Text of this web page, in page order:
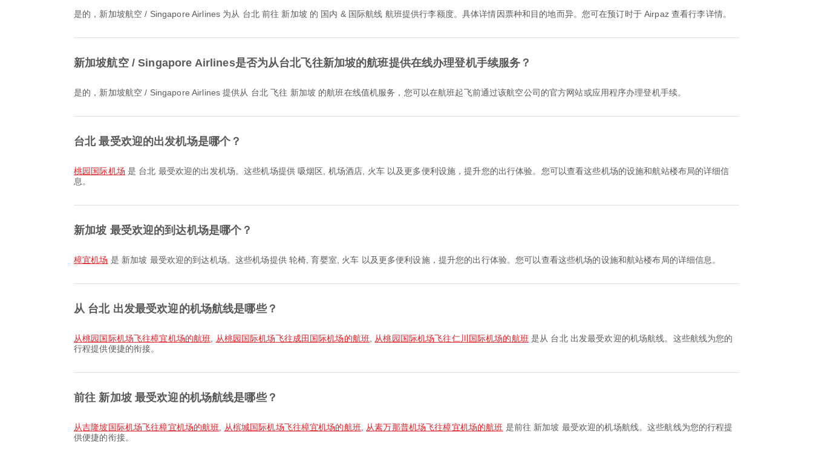
是的，新加坡航空 / Singapore Airlines 为从 台北 前往 新加坡 的 国内 & 国际航线 航班提供行李额度。具体详情因票种和目的地而异。您可在预订时于 Airpaz 查看行李详情。
新加坡航空 / Singapore Airlines是否为从台北飞往新加坡的航班提供在线办理登机手续服务？
是的，新加坡航空 / Singapore Airlines 提供从 台北 飞往 新加坡 的航班在线值机服务，您可以在航班起飞前通过该航空公司的官方网站或应用程序办理登机手续。
台北 最受欢迎的出发机场是哪个？
桃园国际机场 是 台北 最受欢迎的出发机场。这些机场提供 吸烟区, 机场酒店, 火车 以及更多便利设施，提升您的出行体验。您可以查看这些机场的设施和航站楼布局的详细信
息。
新加坡 最受欢迎的到达机场是哪个？
樟宜机场 是 新加坡 最受欢迎的到达机场。这些机场提供 轮椅, 育婴室, 火车 以及更多便利设施，提升您的出行体验。您可以查看这些机场的设施和航站楼布局的详细信息。
从 台北 出发最受欢迎的机场航线是哪些？
从桃园国际机场飞往樟宜机场的航班 从桃园国际机场飞往成田国际机场的航班 从桃园国际机场飞往仁川国际机场的航班 是从 台北 出发最受欢迎的机场航线。这些航线为您的
行程提供便捷的衔接。
前往 新加坡 最受欢迎的机场航线是哪些？
从吉隆坡国际机场飞往樟宜机场的航班 从槟城国际机场飞往樟宜机场的航班 从素万那普机场飞往樟宜机场的航班 是前往 新加坡 最受欢迎的机场航线。这些航线为您的行程提
供便捷的衔接。